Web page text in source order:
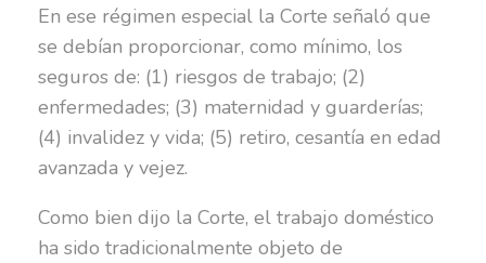
En ese régimen especial la Corte señaló que
se debían proporcionar, como mínimo, los
seguros de: (1) riesgos de trabajo; (2)
enfermedades; (3) maternidad y guarderías;
(4) invalidez y vida; (5) retiro, cesantía en edad
avanzada y vejez.
Como bien dijo la Corte, el trabajo doméstico
ha sido tradicionalmente objeto de